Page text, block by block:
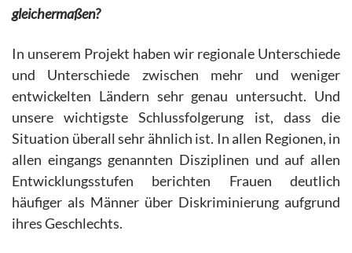
gleichermaßen?
In unserem Projekt haben wir regionale Unterschiede
und Unterschiede zwischen mehr und weniger
entwickelten Ländern sehr genau untersucht. Und
unsere wichtigste Schlussfolgerung ist, dass die
Situation überall sehr ähnlich ist. In allen Regionen, in
allen eingangs genannten Disziplinen und auf allen
Entwicklungsstufen berichten Frauen deutlich
häufiger als Männer über Diskriminierung aufgrund
ihres Geschlechts.